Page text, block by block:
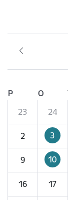
P O
23
24
2 3
9 10
16 17